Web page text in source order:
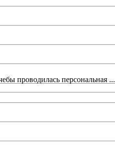
проводилась персональная ...